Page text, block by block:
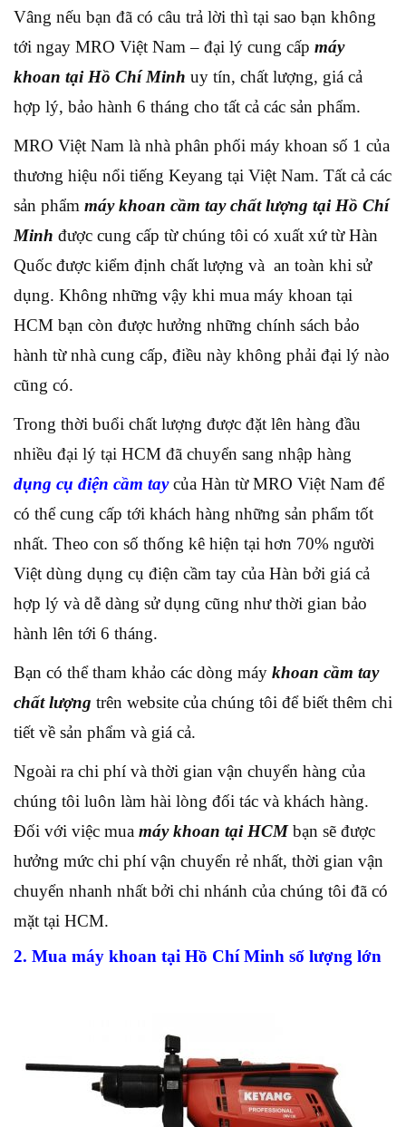
Vâng nếu bạn đã có câu trả lời thì tại sao bạn không
tới ngay MRO Việt Nam – đại lý cung cấp máy
khoan tại Hồ Chí Minh uy tín, chất lượng, giá cả
hợp lý, bảo hành 6 tháng cho tất cả các sản phẩm.
MRO Việt Nam là nhà phân phối máy khoan số 1 của
thương hiệu nổi tiếng Keyang tại Việt Nam. Tất cả các
sản phẩm máy khoan cầm tay chất lượng tại Hồ Chí
Minh được cung cấp từ chúng tôi có xuất xứ từ Hàn
Quốc được kiểm định chất lượng và an toàn khi sử
dụng. Không những vậy khi mua máy khoan tại
HCM bạn còn được hưởng những chính sách bảo
hành từ nhà cung cấp, điều này không phải đại lý nào
cũng có.
Trong thời buổi chất lượng được đặt lên hàng đầu
nhiều đại lý tại HCM đã chuyển sang nhập hàng
dụng cụ điện cầm taycủa Hàn từ MRO Việt Nam để
có thể cung cấp tới khách hàng những sản phẩm tốt
nhất. Theo con số thống kê hiện tại hơn 70% người
Việt dùng dụng cụ điện cầm tay của Hàn bởi giá cả
hợp lý và dễ dàng sử dụng cũng như thời gian bảo
hành lên tới 6 tháng.
Bạn có thể tham khảo các dòng máy khoan cầm tay
chất lượng trên website của chúng tôi để biết thêm chi
tiết về sản phẩm và giá cả.
Ngoài ra chi phí và thời gian vận chuyển hàng của
chúng tôi luôn làm hài lòng đối tác và khách hàng.
Đối với việc mua máy khoan tại HCMbạn sẽ được
hưởng mức chi phí vận chuyển rẻ nhất, thời gian vận
chuyển nhanh nhất bởi chi nhánh của chúng tôi đã có
mặt tại HCM.
2. Mua máy khoan tại Hồ Chí Minh số lượng lớn